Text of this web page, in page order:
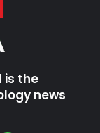
is the
news